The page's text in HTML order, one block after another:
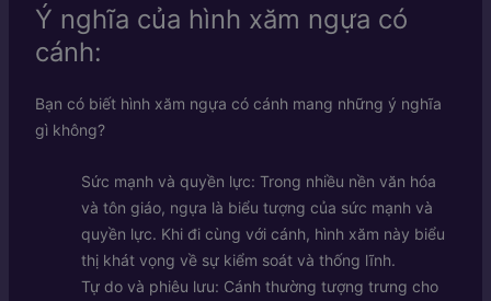
Ý nghĩa của hình xăm ngựa có
cánh:
Bạn có biết hình xăm ngựa có cánh mang những ý nghĩa
gì không?
Sức mạnh và quyền lực: Trong nhiều nền văn hóa
và tôn giáo, ngựa là biểu tượng của sức mạnh và
quyền lực. Khi đi cùng với cánh, hình xăm này biểu
thị khát vọng về sự kiểm soát và thống lĩnh.
Tự do và phiêu lưu: Cánh thường tượng trưng cho